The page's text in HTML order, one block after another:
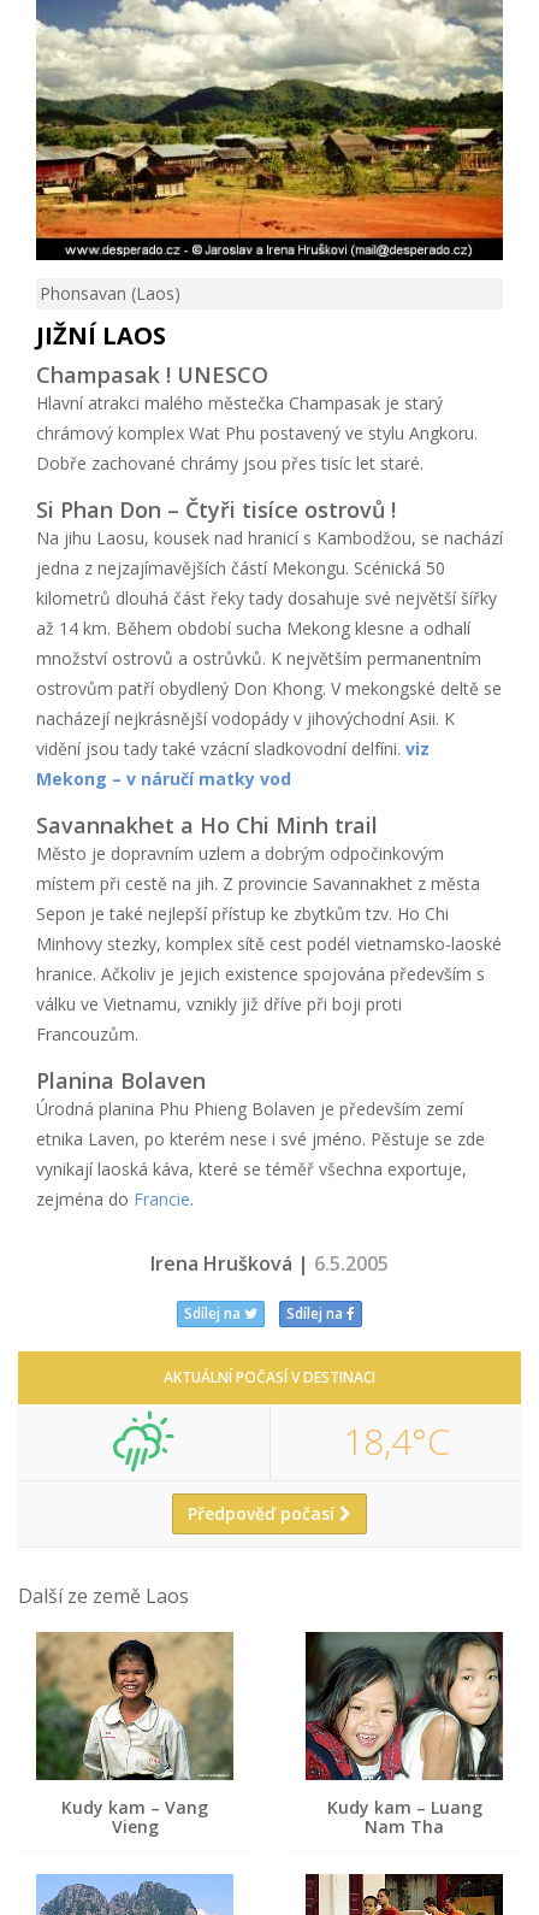
Phonsavan (Laos)
JIŽNÍ LAOS
Champasak ! UNESCO
Hlavní atrakci malého městečka Champasak je starý
chrámový komplex Wat Phu postavený ve stylu Angkoru.
Dobře zachované chrámy jsou přes tisíc let staré.
Si Phan Don – Čtyři tisíce ostrovů !
Na jihu Laosu, kousek nad hranicí s Kambodžou, se nachází
jedna z nejzajímavějších částí Mekongu. Scénická 50
kilometrů dlouhá část řeky tady dosahuje své největší šířky
až 14 km. Během období sucha Mekong klesne a odhalí
množství ostrovů a ostrůvků. K největším permanentním
ostrovům patří obydlený Don Khong. V mekongské deltě se
nacházejí nejkrásnější vodopády v jihovýchodní Asii. K
vidění jsou tady také vzácní sladkovodní delfíni. viz
Mekong – v náručí matky vod
Savannakhet a Ho Chi Minh trail
Město je dopravním uzlem a dobrým odpočinkovým
místem při cestě na jih. Z provincie Savannakhet z města
Sepon je také nejlepší přístup ke zbytkům tzv. Ho Chi
Minhovy stezky, komplex sítě cest podél vietnamsko-laoské
hranice. Ačkoliv je jejich existence spojována především s
válku ve Vietnamu, vznikly již dříve při boji proti
Francouzům.
Planina Bolaven
Úrodná planina Phu Phieng Bolaven je především zemí
etnika Laven, po kterém nese i své jméno. Pěstuje se zde
vynikají laoská káva, které se téměř všechna exportuje,
zejména do Francie.
Irena Hrušková | 6.5.2005
Sdílej na Sdílej na
AKTUÁLNÍ POČASÍ V DESTINACI
18,4°C
Předpověď počasí
Další ze země Laos
Kudy kam – Vang
Vieng
Kudy kam – Luang
Nam Tha